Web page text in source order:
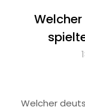
Welcher